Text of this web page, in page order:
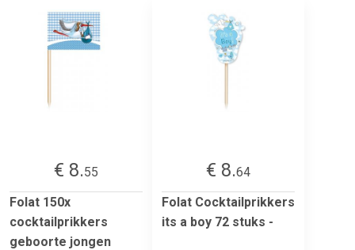
€ 8.55
Folat 150x
cocktailprikkers
geboorte jongen
€ 8.64
Folat Cocktailprikkers
its a boy 72 stuks -